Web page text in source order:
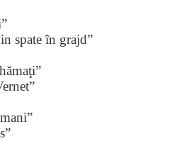
spate în grajd”